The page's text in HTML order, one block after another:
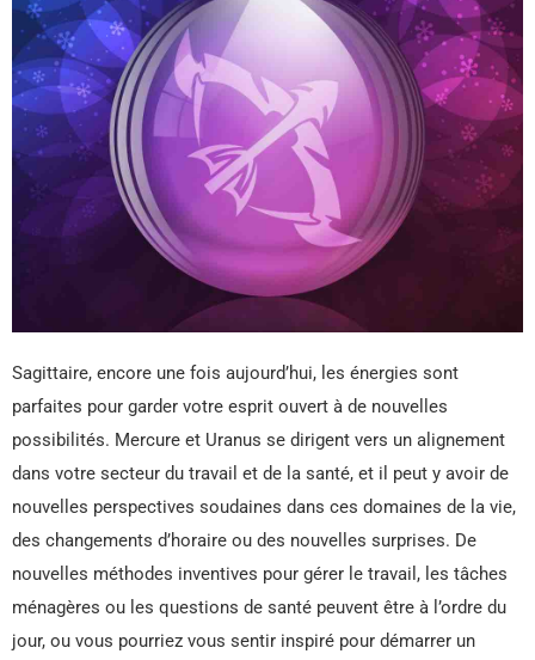
Sagittaire, encore une fois aujourd’hui, les énergies sont
parfaites pour garder votre esprit ouvert à de nouvelles
possibilités. Mercure et Uranus se dirigent vers un alignement
dans votre secteur du travail et de la santé, et il peut y avoir de
nouvelles perspectives soudaines dans ces domaines de la vie,
des changements d’horaire ou des nouvelles surprises. De
nouvelles méthodes inventives pour gérer le travail, les tâches
ménagères ou les questions de santé peuvent être à l’ordre du
jour, ou vous pourriez vous sentir inspiré pour démarrer un